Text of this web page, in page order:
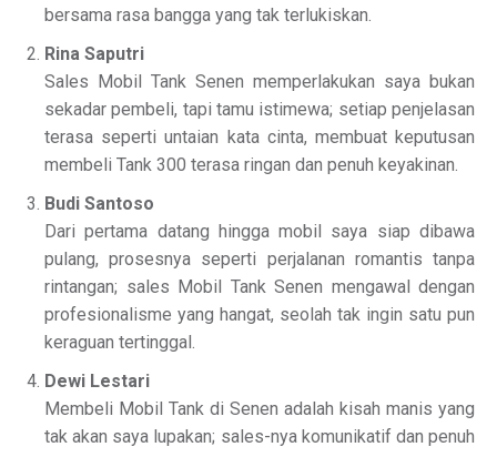
bersama rasa bangga yang tak terlukiskan.
Rina Saputri
Sales Mobil Tank Senen memperlakukan saya bukan
sekadar pembeli, tapi tamu istimewa; setiap penjelasan
terasa seperti untaian kata cinta, membuat keputusan
membeli Tank 300 terasa ringan dan penuh keyakinan.
Budi Santoso
Dari pertama datang hingga mobil saya siap dibawa
pulang, prosesnya seperti perjalanan romantis tanpa
rintangan; sales Mobil Tank Senen mengawal dengan
profesionalisme yang hangat, seolah tak ingin satu pun
keraguan tertinggal.
Dewi Lestari
Membeli Mobil Tank di Senen adalah kisah manis yang
tak akan saya lupakan; sales-nya komunikatif dan penuh